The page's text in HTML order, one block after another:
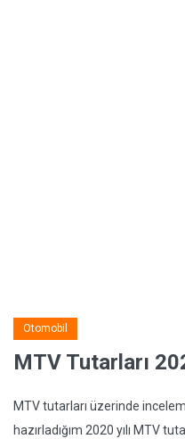
Otomobil
MTV Tutarları
MTV tutarları üzerinde
hazırladığım 2020 yılı MTV